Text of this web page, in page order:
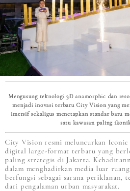
Mengusung teknologi 3D anamorphic dan
menjadi inovasi terbaru City Vision yang
imersif sekaligus menetapkan standar baru
satu kawasan paling
City Vision resmi meluncurkan
digital large-format terbaru yang
paling strategis di Jakarta.
dalam menghadirkan media luar
berfungsi sebagai sarana periklanan,
dari pengalaman urban masyarakat.